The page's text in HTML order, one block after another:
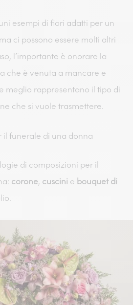
esempi di fiori adatti per un
ci possono essere molti altri
l’importante è onorare la
che è venuta a mancare e
meglio rappresentano il tipo di
che si vuole trasmettere.
il funerale di una donna
di composizioni per il
corone, cuscini e bouquet di